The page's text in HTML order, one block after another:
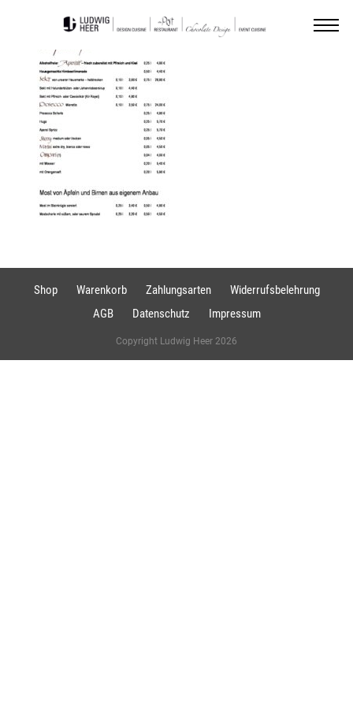
Shop Warenkorb Zahlungsarten
Widerrufsbelehrung
AGB
Datenschutz Impressum
Copyright Ludwig Heer 2026